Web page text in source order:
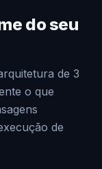
do seu
de 3
o que
de